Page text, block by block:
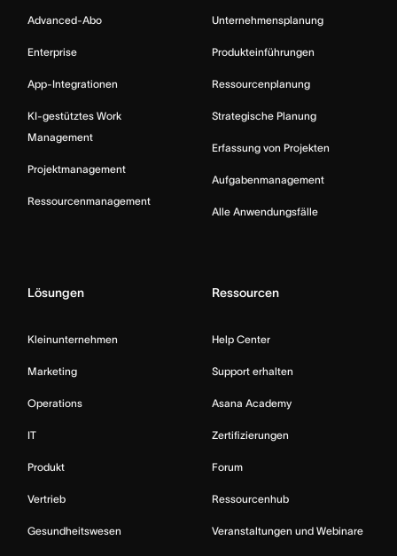
Advanced-Abo
Enterprise
App-Integrationen
KI-gestütztes Work
Management
Projektmanagement
Ressourcenmanagement
Unternehmensplanung
Produkteinführungen
Ressourcenplanung
Strategische Planung
Erfassung von Projekten
Aufgabenmanagement
Alle Anwendungsfälle
Lösungen
Kleinunternehmen
Marketing
Operations
IT
Produkt
Vertrieb
Gesundheitswesen
Ressourcen
Help Center
Support erhalten
Asana Academy
Zertifizierungen
Forum
Ressourcenhub
Veranstaltungen und Webinare